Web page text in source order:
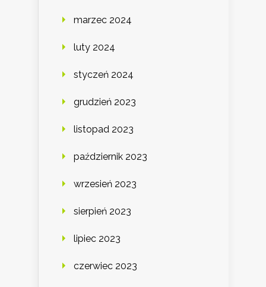
marzec 2024
luty 2024
styczeń 2024
grudzień 2023
listopad 2023
październik 2023
wrzesień 2023
sierpień 2023
lipiec 2023
czerwiec 2023